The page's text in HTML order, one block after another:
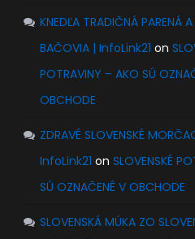
KNEDĽA TRADIČNÁ PARENÁ
BAČOVIA | InfoLink21 on
POTRAVINY – AKO SÚ
OBCHODE
ZDRAVÉ SLOVENSKÉ
InfoLink21 onSLOVENSKÉ
SÚ OZNAČENÉ V OBCHODE
SLOVENSKÁ MÚKA ZO